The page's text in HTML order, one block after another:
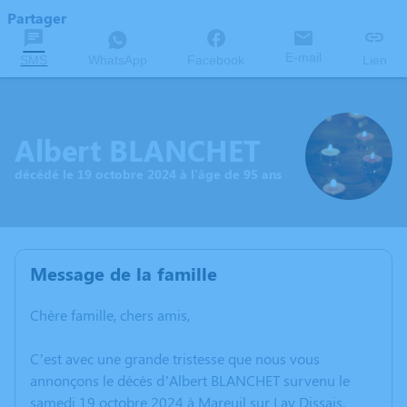
Partager
Message de la famille
Chère famille, chers amis,
C’est avec une grande tristesse que nous vous
annonçons le décès d’Albert BLANCHET survenu le
samedi 19 octobre 2024 à Mareuil sur Lay Dissais.